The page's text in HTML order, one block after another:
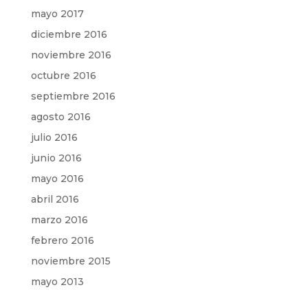
mayo 2017
diciembre 2016
noviembre 2016
octubre 2016
septiembre 2016
agosto 2016
julio 2016
junio 2016
mayo 2016
abril 2016
marzo 2016
febrero 2016
noviembre 2015
mayo 2013